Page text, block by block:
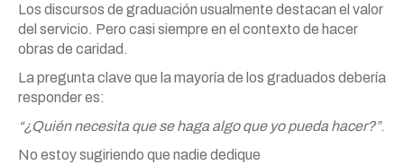
Los discursos de graduación usualmente destacan el valor
del servicio. Pero casi siempre en el contexto de hacer
obras de caridad.
La pregunta clave que la mayoría de los graduados debería
responder es:
“¿Quién necesita que se haga algo que yo pueda hacer?”.
No estoy sugiriendo que nadie dedique